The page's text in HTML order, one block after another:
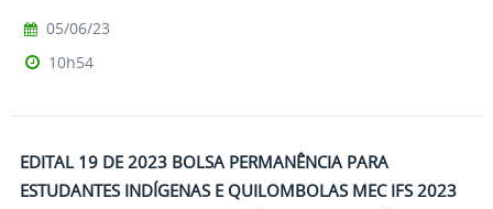
05/06/23
10h54
EDITAL 19 DE 2023 BOLSA PERMANÊNCIA PARA
ESTUDANTES INDÍGENAS E QUILOMBOLAS MEC IFS 2023